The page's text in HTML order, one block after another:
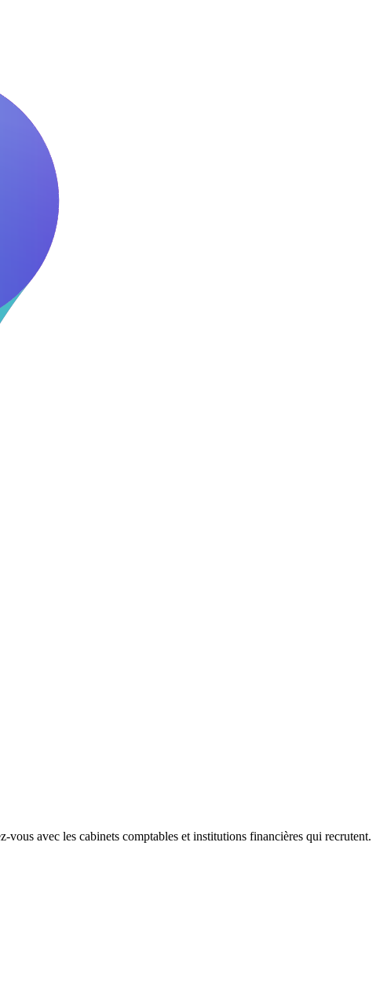
avec les cabinets comptables et institutions financières qui recrutent.